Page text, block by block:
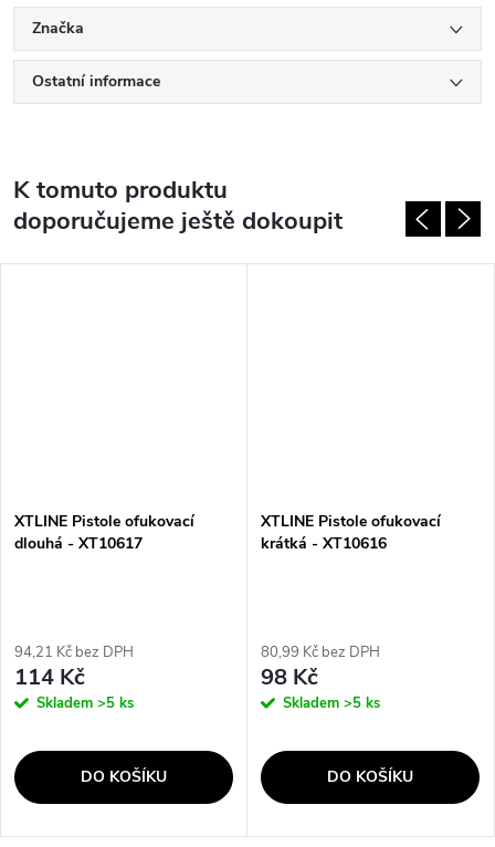
Značka
Ostatní informace
K tomuto produktu
doporučujeme ještě dokoupit
XTLINE Pistole ofukovací
dlouhá - XT10617
94,21 Kč bez DPH
114 Kč
Skladem >5 ks
DO KOŠÍKU
XTLINE Pistole ofukovací
krátká - XT10616
80,99 Kč bez DPH
98 Kč
Skladem >5 ks
DO KOŠÍKU